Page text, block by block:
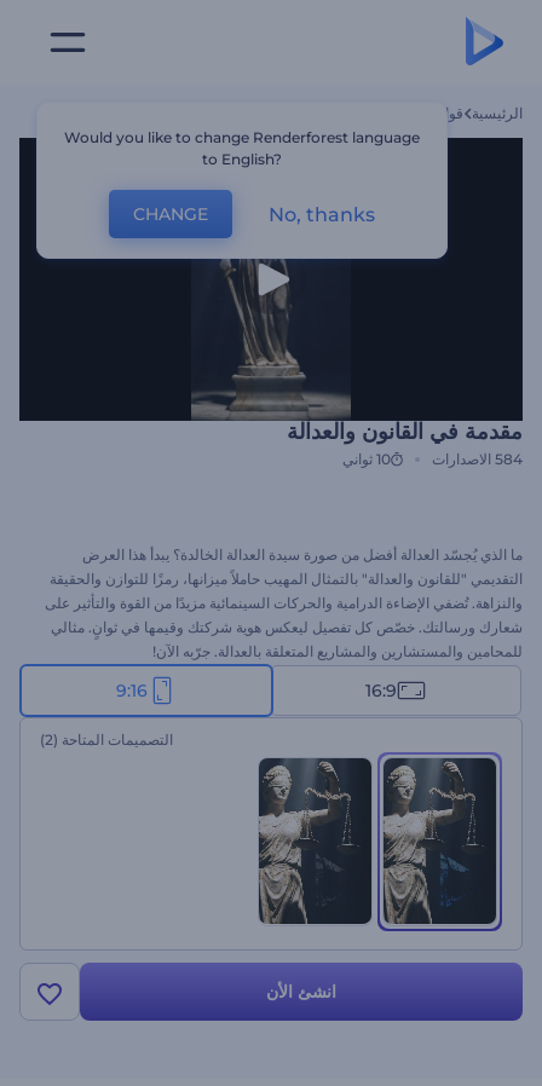
الرئيسية قوالب
مقدمة في القانون والعدالة
584 الاصدارات 10 ثواني
ما الذي يُجسّد العدالة أفضل من صورة سيدة العدالة الخالدة؟ يبدأ هذا العرض
التقديمي "للقانون والعدالة" بالتمثال المهيب حاملاً ميزانها، رمزًا للتوازن والحقيقة
والنزاهة. تُضفي الإضاءة الدرامية والحركات السينمائية مزيدًا من القوة والتأثير على
شعارك ورسالتك. خصّص كل تفصيل ليعكس هوية شركتك وقيمها في ثوانٍ. مثالي
للمحامين والمستشارين والمشاريع المتعلقة بالعدالة. جرّبه الآن!
16:9
9:16
التصميمات المتاحة (2)
انشئ الأن
Would you like to change Renderforest language
to English?
CHANGE No, thanks